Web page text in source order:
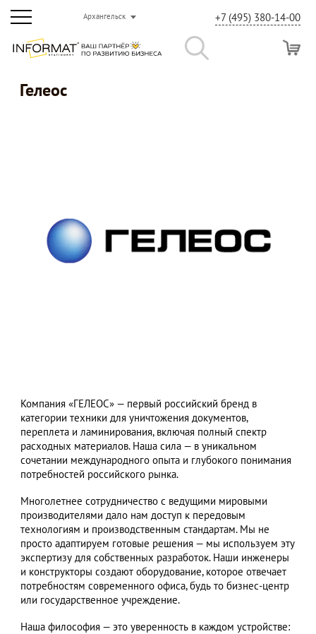
Архангельск +7 (495) 380-14-00
Гелеос
Компания «ГЕЛЕОС» — первый российский бренд в
категории техники для уничтожения документов,
переплета и ламинирования, включая полный спектр
расходных материалов. Наша сила — в уникальном
сочетании международного опыта и глубокого понимания
потребностей российского рынка.
Многолетнее сотрудничество с ведущими мировыми
производителями дало нам доступ к передовым
технологиям и производственным стандартам. Мы не
просто адаптируем готовые решения — мы используем эту
экспертизу для собственных разработок. Наши инженеры
и конструкторы создают оборудование, которое отвечает
потребностям современного офиса, будь то бизнес-центр
или государственное учреждение.
Наша философия — это уверенность в каждом устройстве: